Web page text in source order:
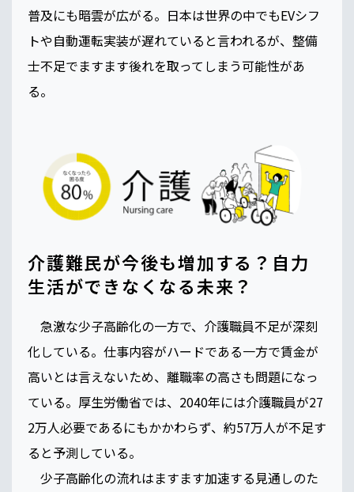
普及にも暗雲が広がる。日本は世界の中でもEVシフ
トや自動運転実装が遅れていると言われるが、整備
士不足でますます後れを取ってしまう可能性があ
る。
介護難民が今後も増加する？自力
生活ができなくなる未来？
急激な少子高齢化の一方で、介護職員不足が深刻
化している。仕事内容がハードである一方で賃金が
高いとは言えないため、離職率の高さも問題になっ
ている。厚生労働省では、2040年には介護職員が27
2万人必要であるにもかかわらず、約57万人が不足す
ると予測している。
少子高齢化の流れはますます加速する見通しのた